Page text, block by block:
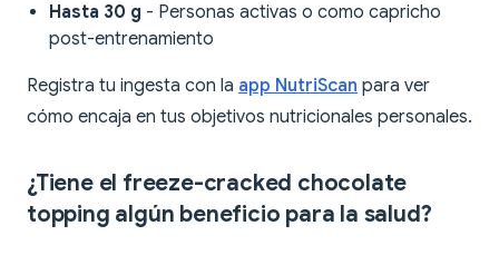
Hasta 30 g - Personas activas o como capricho
post-entrenamiento
Registra tu ingesta con la app NutriScan para ver
cómo encaja en tus objetivos nutricionales personales.
¿Tiene el freeze-cracked chocolate
topping algún beneficio para la salud?